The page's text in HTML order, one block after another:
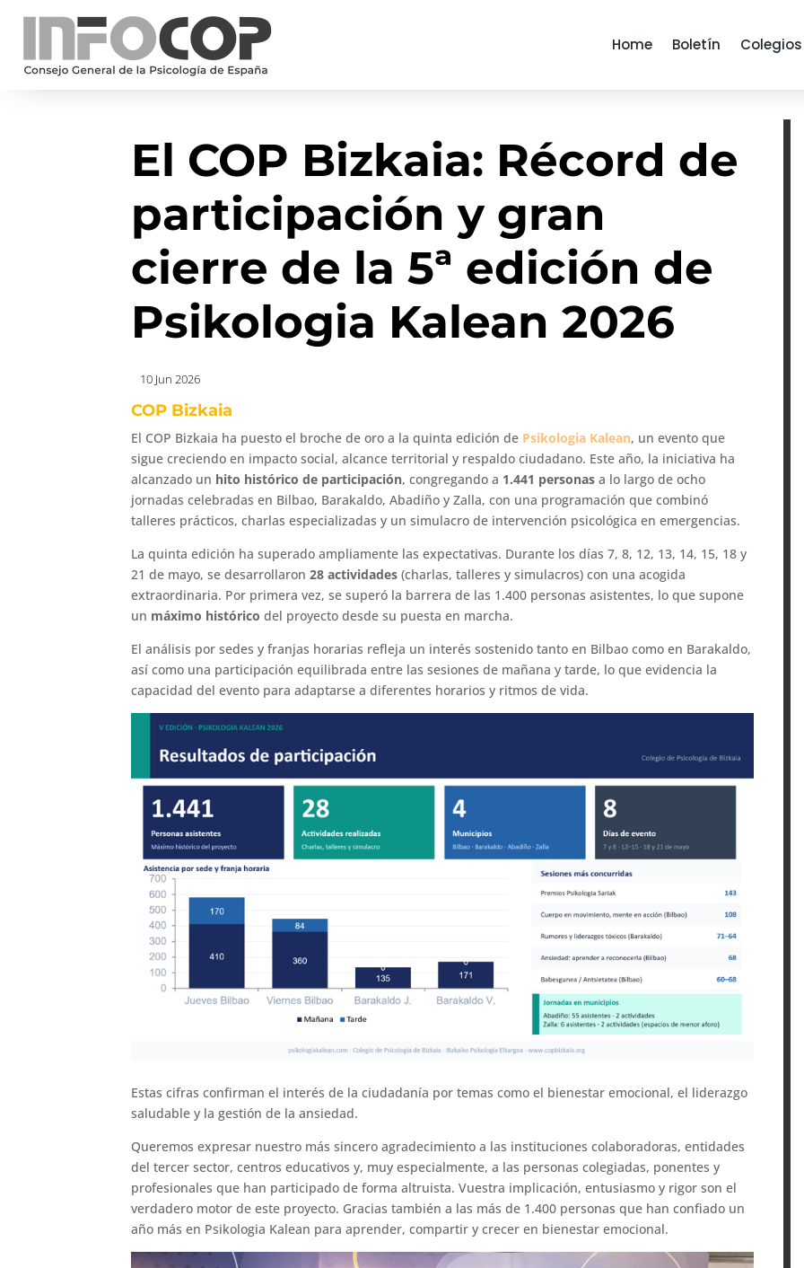
Home Boletín Colegios
El COP Bizkaia: Récord de
participación y gran
cierre de la 5ª edición de
Psikologia Kalean 2026
10 Jun 2026
COP Bizkaia
El COP Bizkaia ha puesto el broche de oro a la quinta edición de Psikologia Kalean, un evento que
sigue creciendo en impacto social, alcance territorial y respaldo ciudadano. Este año, la iniciativa ha
alcanzado un hito histórico de participación, congregando a 1.441 personas a lo largo de ocho
jornadas celebradas en Bilbao, Barakaldo, Abadiño y Zalla, con una programación que combinó
talleres prácticos, charlas especializadas y un simulacro de intervención psicológica en emergencias.
La quinta edición ha superado ampliamente las expectativas. Durante los días 7, 8, 12, 13, 14, 15, 18 y
21 de mayo, se desarrollaron 28 actividades(charlas, talleres y simulacros) con una acogida
extraordinaria. Por primera vez, se superó la barrera de las 1.400 personas asistentes, lo que supone
un máximo histórico del proyecto desde su puesta en marcha.
El análisis por sedes y franjas horarias refleja un interés sostenido tanto en Bilbao como en Barakaldo,
así como una participación equilibrada entre las sesiones de mañana y tarde, lo que evidencia la
capacidad del evento para adaptarse a diferentes horarios y ritmos de vida.
Estas cifras confirman el interés de la ciudadanía por temas como el bienestar emocional, el liderazgo
saludable y la gestión de la ansiedad.
Queremos expresar nuestro más sincero agradecimiento a las instituciones colaboradoras, entidades
del tercer sector, centros educativos y, muy especialmente, a las personas colegiadas, ponentes y
profesionales que han participado de forma altruista. Vuestra implicación, entusiasmo y rigor son el
verdadero motor de este proyecto. Gracias también a las más de 1.400 personas que han confiado un
año más en Psikologia Kalean para aprender, compartir y crecer en bienestar emocional.